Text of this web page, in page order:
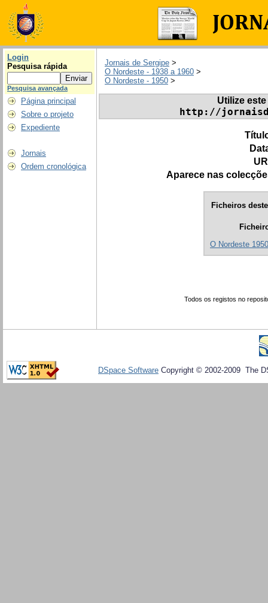
Login
Pesquisa rápida
Pesquisa avançada
Página principal
Sobre o projeto
Expediente
Jornais
Ordem cronológica
Jornais de Sergipe >
O Nordeste - 1938 a 1960 >
O Nordeste - 1950 >
Utilize
http://
Aparece nas
Ficheiros
O Nordeste
Todos os registos no
DSpace Software Copyright © 2002-2009 The